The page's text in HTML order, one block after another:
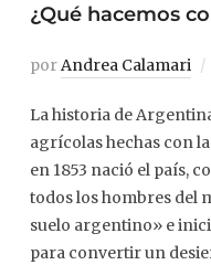
¿Qué hacemos
porAndrea Calamari
La historia de
agrícolas hechas con
en 1853 nació el país,
todos los hombres del
suelo argentino» e
para convertir un